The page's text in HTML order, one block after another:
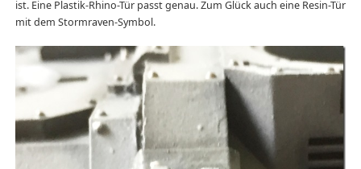
ist. Eine Plastik-Rhino-Tür passt genau. Zum Glück auch eine Resin-Tür
mit dem Stormraven-Symbol.